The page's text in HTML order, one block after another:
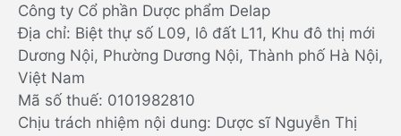
Công ty Cổ phần Dược phẩm Delap
Địa chỉ: Biệt thự số L09, lô đất L11, Khu đô thị mới
Dương Nội, Phường Dương Nội, Thành phố Hà Nội,
Việt Nam
Mã số thuế: 0101982810
Chịu trách nhiệm nội dung: Dược sĩ Nguyễn Thị